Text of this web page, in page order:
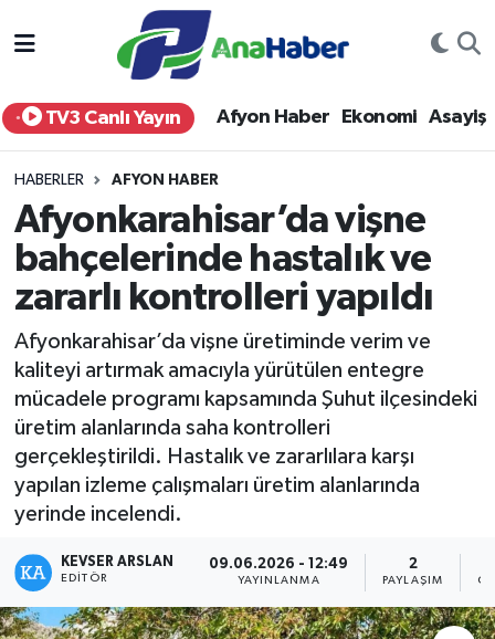
TV3 Canlı Yayın Afyon Haber Ekonomi Asayiş
HABERLER AFYON HABER
Afyonkarahisar’da vişne
bahçelerinde hastalık ve
zararlı kontrolleri yapıldı
Afyonkarahisar’da vişne üretiminde verim ve
kaliteyi artırmak amacıyla yürütülen entegre
mücadele programı kapsamında Şuhut ilçesindeki
üretim alanlarında saha kontrolleri
gerçekleştirildi. Hastalık ve zararlılara karşı
yapılan izleme çalışmaları üretim alanlarında
yerinde incelendi.
KEVSER ARSLAN
EDITÖR
09.06.2026 - 12:49
YAYINLANMA
2
PAYLAŞIM
Yurt Haber
Afyon Haber
Siyaset
Spor
Eğitim
Sağlık
Teknoloji
Afyonkarahisar Nöbetçi Eczaneler
Afyonkarahisar Hava Durumu
Afyonkarahisar Trafik Yoğunluk Haritası
Süper Lig Puan Durumu ve Fikstür
Tüm Manşetler
Son Dakika Haberleri
Haber Arşivi